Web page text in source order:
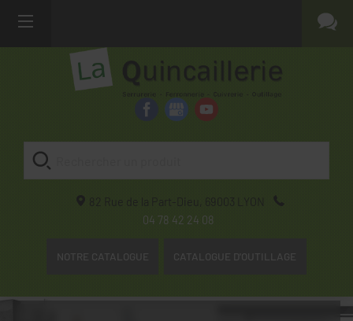
82 Rue de la Part-Dieu, 69003
LYON
04 78 42 24 08
NOTRE CATALOGUE CATALOGUE D'OUTILLAGE